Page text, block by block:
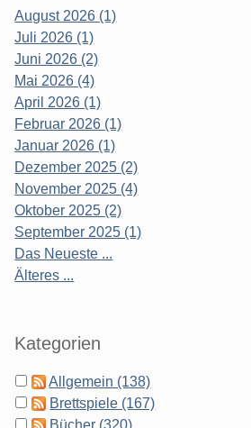
August 2026 (1)
Juli 2026 (1)
Juni 2026 (2)
Mai 2026 (4)
April 2026 (1)
Februar 2026 (1)
Januar 2026 (1)
Dezember 2025 (2)
November 2025 (4)
Oktober 2025 (2)
September 2025 (1)
Das Neueste ...
Älteres ...
Kategorien
Allgemein (138)
Brettspiele (167)
Bücher (320)